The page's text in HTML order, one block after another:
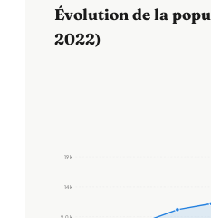
Évolution de la
2022)
9,0 k
14 k
19 k